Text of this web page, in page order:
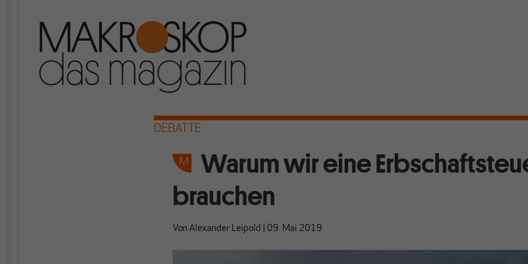
DEBATTE
Warum wir eine
brauchen
VonAlexander Leipold 09. Mai 2019